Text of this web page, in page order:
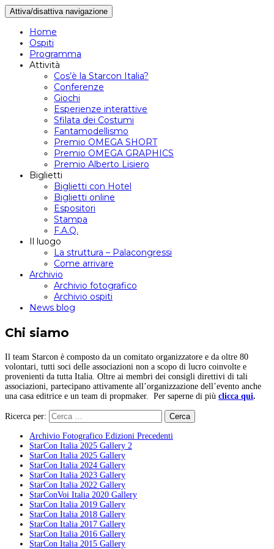
Attiva/disattiva navigazione
Home
Ospiti
Programma
Attività
Cos’è la Starcon Italia?
Conferenze
Giochi
Esperienze interattive
Sfilata dei Costumi
Fantamodellismo
Premio OMEGA SHORT
Premio OMEGA GRAPHICS
Premio Alberto Lisiero
Biglietti
Biglietti con Hotel
Biglietti online
Espositori
Stampa
F.A.Q.
Il luogo
La struttura – Palacongressi
Come arrivare
Archivio
Archivio fotografico
Archivio ospiti
News blog
Chi siamo
Il team Starcon è composto da un comitato organizzatore e da oltre 80
volontari, tutti soci delle associazioni non a scopo di lucro coinvolte e
provenienti da tutta Italia. Oltre ai membri dei consigli direttivi di tali
associazioni, partecipano attivamente all’organizzazione dell’evento anche
una casa editrice e un team di propmaker. Per saperne di più clicca qui.
Ricerca per:
Archivio Fotografico Edizioni Precedenti
StarCon Italia 2025 Gallery 2
StarCon Italia 2025 Gallery
StarCon Italia 2024 Gallery
StarCon Italia 2023 Gallery
StarCon Italia 2022 Gallery
StarConVoi Italia 2020 Gallery
StarCon Italia 2019 Gallery
StarCon Italia 2018 Gallery
StarCon Italia 2017 Gallery
StarCon Italia 2016 Gallery
StarCon Italia 2015 Gallery